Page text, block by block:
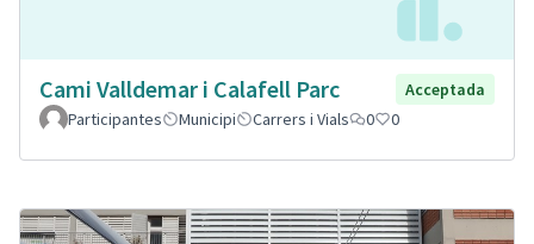
Cami Valldemar i Calafell Parc
Acceptada
Participantes
Municipi Carrers i Vials 0 0